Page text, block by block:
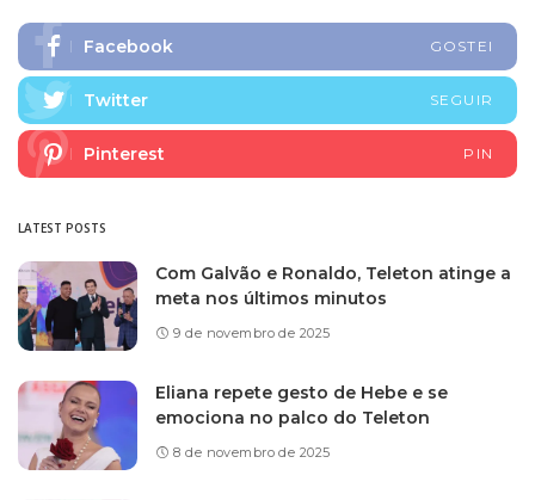
Facebook GOSTEI
Twitter SEGUIR
Pinterest PIN
LATEST POSTS
Com Galvão e Ronaldo, Teleton atinge a
meta nos últimos minutos
9 de novembro de 2025
Eliana repete gesto de Hebe e se
emociona no palco do Teleton
8 de novembro de 2025